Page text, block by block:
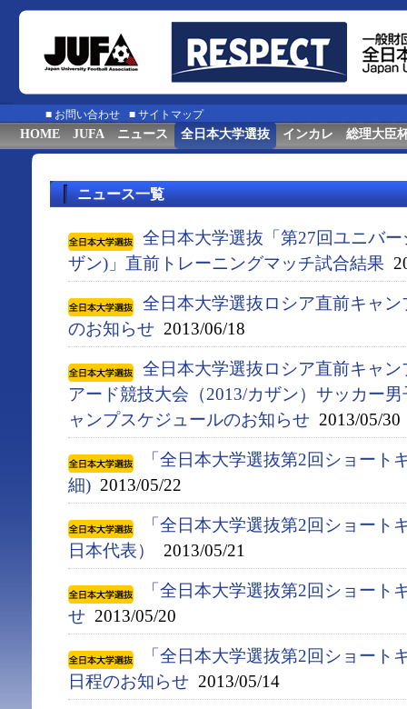
■ お問い合わせ ■ サイトマップ
HOME JUFA ニュース 全日本大学選抜 インカレ 総理大臣
ニュース一覧
全日本大学選抜「第27回ユニバ
ザン)」直前トレーニングマッチ試合結果
全日本大学選抜ロシア​直前キャ
のお知​らせ 2013/06/18
全日本大学選抜ロシア直前キャ
アード競技大会（2013/カザン）サッカー
ャンプスケジュールのお知らせ 2013/05/30
「全日本大学選抜第2回ショート
細) 2013/05/22
「全日本大学選抜第2回ショート
日本代表）
2013/05/21
「全日本大学選抜第2回ショート
せ 2013/05/20
「全日本大学選抜第2回ショート
日程のお知らせ 2013/05/14